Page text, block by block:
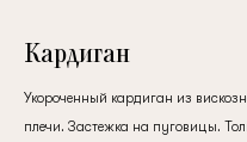
Запомнить меня
Кардиган
Укороченный кардиган из
плечи. Застежка на пуговицы.